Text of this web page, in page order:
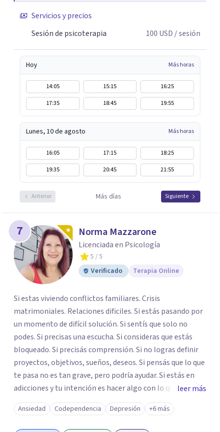
Servicios y precios
Sesión de psicoterapia
100 USD / sesión
Hoy Más horas
14:05 15:15
16:25
17:35
18:45 19:55
Lunes, 10 de agosto Más horas
16:05 17:15
18:25
19:35
20:45 21:55
Anterior Más días Siguiente
7 Norma Mazzarone
Licenciada en Psicología
5 / 5
Verificado
Terapia Online
Si estas viviendo conflictos familiares. Crisis
matrimoniales. Relaciones dificiles. Si estás pasando por
un momento de difícil solución. Si sentís que solo no
podes. Si precisas una escucha. Si consideras que estás
bloqueado. Si precisás comprensión. Si no logras definir
proyectos, objetivos, sueños, deseos. Si pensás que lo que
te pasa no es tan grave, pero podría ayudar. Si estás en
adicciones y tu intención es hacer algo con lo que te está
pasando. No dudes en comunicarte a fin de comenzar a
resolver la situación que está generando esa angustia.
leer más
Ansiedad Codependencia Depresión +6 más